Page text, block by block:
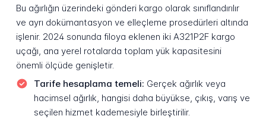
Bu ağırlığın üzerindeki gönderi kargo olarak sınıflandırılır
ve ayrı dokümantasyon ve elleçleme prosedürleri altında
işlenir. 2024 sonunda filoya eklenen iki A321P2F kargo
uçağı, ana yerel rotalarda toplam yük kapasitesini
önemli ölçüde genişletir.
Tarife hesaplama temeli: Gerçek ağırlık veya
hacimsel ağırlık, hangisi daha büyükse, çıkış, varış ve
seçilen hizmet kademesiyle birleştirilir.